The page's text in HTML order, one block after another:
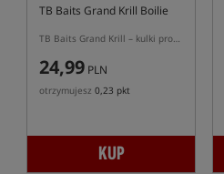
TB Baits Grand Krill Boilie
TB Baits Grand Krill – kulki proteinowe o aromacie kryla
24,99 PLN
otrzymujesz 0,23 pkt
KUP